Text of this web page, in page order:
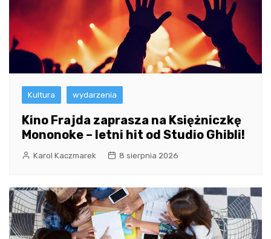
Kultura wydarzenia
Kino Frajda zaprasza na Księżniczkę
Mononoke – letni hit od Studio Ghibli!
Karol Kaczmarek 8 sierpnia 2026